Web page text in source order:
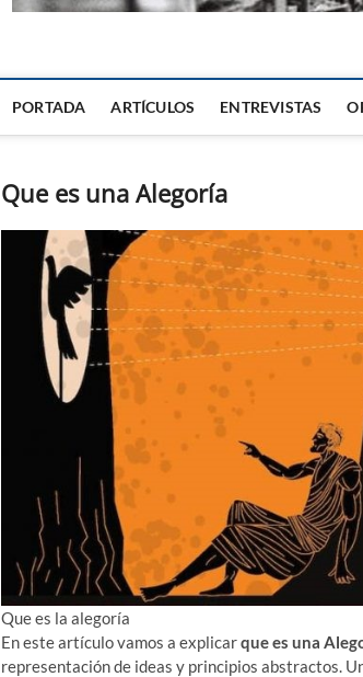
PORTADA ARTÍCULOS ENTREVISTAS
Que es una Alegoría
Que es la alegoría
En este artículo vamos a explicarque es una
representación de ideas y principios abstractos.